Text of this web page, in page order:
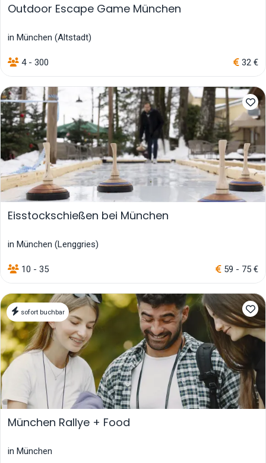
Outdoor Escape Game München
in München (Altstadt)
4 - 300 32 €
Eisstockschießen bei München
in München (Lenggries)
10 - 35 59 - 75 €
sofort buchbar
München Rallye + Food
in München